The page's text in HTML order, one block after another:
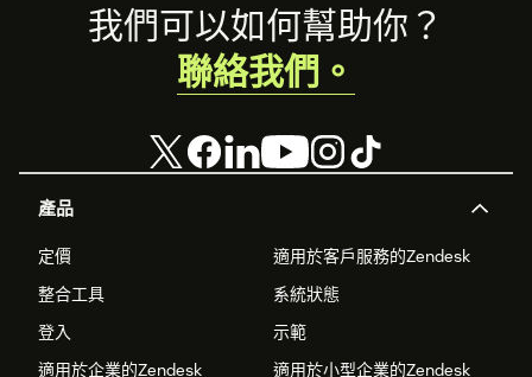
Footer
產品
定價
適用於客戶服務的Zendesk
整合工具
系統狀態
登入
示範
適用於企業的Zendesk
適用於小型企業的Zendesk
我們可以如何幫助你？
聯絡我們。